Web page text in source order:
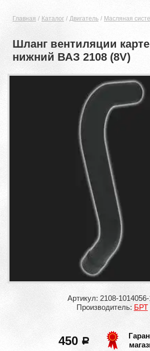
Главная Каталог Двигатель Масляная
Шланг вентиляции
нижний ВАЗ 2108 (8V)
Артикул: 2108-
Производитель: БРТ
450 a